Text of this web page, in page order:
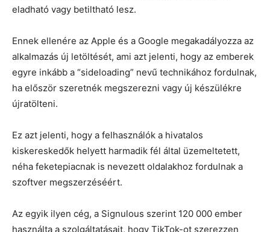
eladható vagy betiltható lesz.
Ennek ellenére az Apple és a Google megakadályozza az
alkalmazás új letöltését, ami azt jelenti, hogy az emberek
egyre inkább a “sideloading” nevű technikához fordulnak,
ha először szeretnék megszerezni vagy új készülékre
újratölteni.
Ez azt jelenti, hogy a felhasználók a hivatalos
kiskereskedők helyett harmadik fél által üzemeltetett,
néha feketepiacnak is nevezett oldalakhoz fordulnak a
szoftver megszerzéséért.
Az egyik ilyen cég, a Signulous szerint 120 000 ember
használta a szolgáltatásait, hogy TikTok-ot szerezzen